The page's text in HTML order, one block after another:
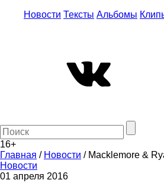
Новости Тексты Альбомы
16+
Главная / Новости / Macklemore &
Новости
01 апреля 2016